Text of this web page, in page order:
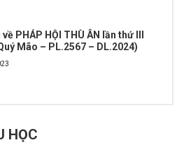
PHÁP HỘI THÙ ÂN lần thứ III
Mão – PL.2567 – DL.2024)
HỌC